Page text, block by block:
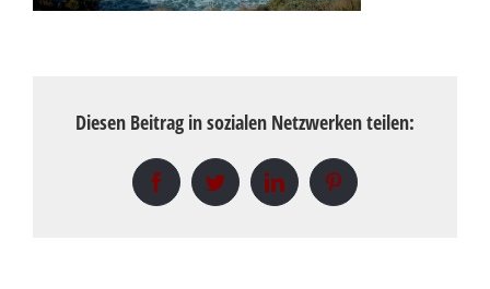
Diesen Beitrag in sozialen Netzwerken teilen:
FacebookTwitterLinkedInPinterest